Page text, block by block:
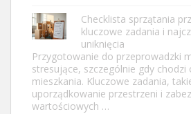
Checklista sprzątania
kluczowe zadania i
uniknięcia
Przygotowanie do przeprowadzki
stresujące, szczególnie gdy chodzi
mieszkania. Kluczowe zadania,
uporządkowanie przestrzeni i
wartościowych …